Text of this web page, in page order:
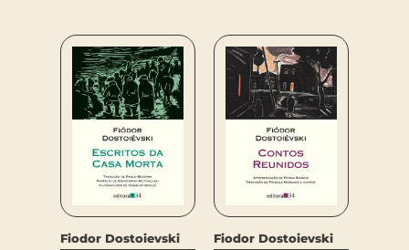
Fiodor Dostoievski
Fiodor Dostoievski